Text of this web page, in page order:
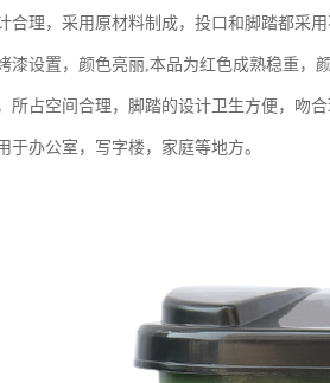
合理，采用原材料制成，投口和脚踏都采
漆设置，颜色亮丽,本品为红色成熟稳重，颜
所占空间合理，脚踏的设计卫生方便，吻合
于办公室，写字楼，家庭等地方。